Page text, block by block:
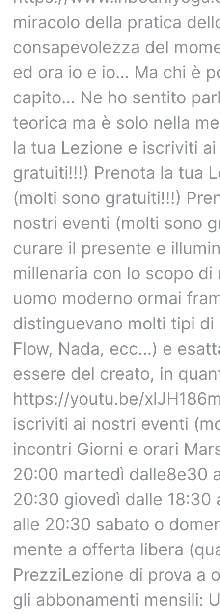
miracolo della pratica
consapevolezza del
ed ora io e io… Ma chi è
capito… Ne ho sentito
teorica ma è solo nella
la tua Lezione e iscriviti
gratuiti!!!) Prenota la tua
(molti sono gratuiti!!!)
nostri eventi (molti sono
curare il presente e
millenaria con lo scopo
uomo moderno ormai
distinguevano molti tipi di
Flow, Nada, ecc…) e
essere del creato, in
https://youtu.be/
iscriviti ai nostri eventi
incontri Giorni e orari
20:00 martedì dalle8e30
20:30 giovedì dalle
alle 20:30 sabato o
mente a offerta libera
PrezziLezione di prova a
gli abbonamenti mensili: